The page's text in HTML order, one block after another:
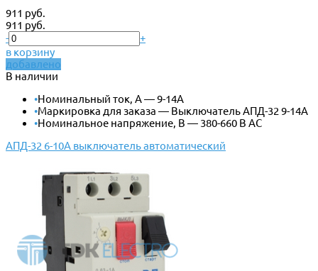
911 руб.
911 руб.
-
+
в корзину
добавлено
В наличии
•Номинальный ток, А — 9-14А
•Маркировка для заказа — Выключатель АПД-32 9-14А
•Номинальное напряжение, В — 380-660 В АС
АПД-32 6-10А выключатель автоматический